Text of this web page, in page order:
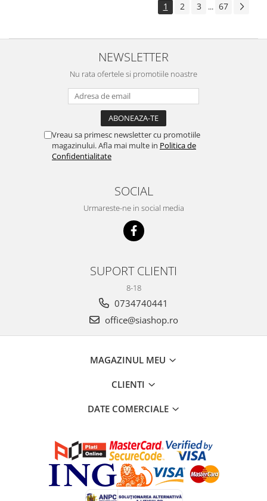
1 2 3 ... 67
NEWSLETTER
Nu rata ofertele si promotiile noastre
Vreau sa primesc newsletter cu promotiile
magazinului. Afla mai multe in Politica de
Confidentialitate
SOCIAL
Urmareste-ne in social media
SUPORT CLIENTI
8-18
0734740441
office@siashop.ro
MAGAZINUL MEU
CLIENTI
DATE COMERCIALE